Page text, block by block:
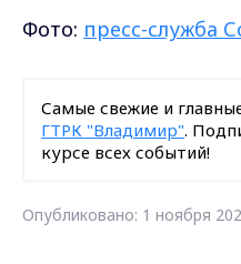
Фото: пресс-служба
Самые свежие и
ГТРК "Владимир".
курсе всех событий!
Опубликовано: 1 ноября